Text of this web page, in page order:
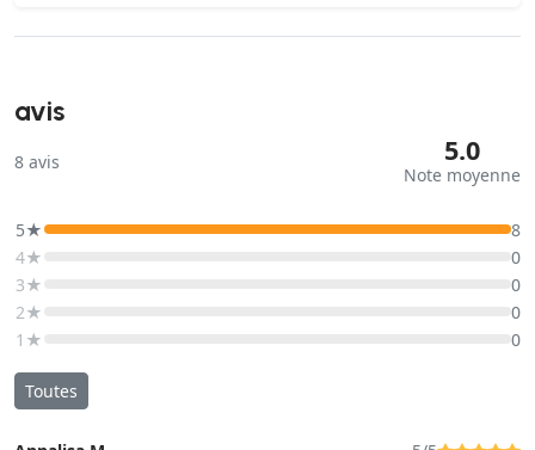
avis
8 avis 5.0
Note moyenne
5★
8
4★
0
3★
0
2★
0
1★
0
Toutes